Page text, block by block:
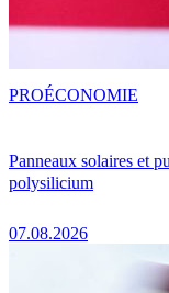
Panneaux solaires et
polysilicium
07.08.2026
PROÉCONOMIE